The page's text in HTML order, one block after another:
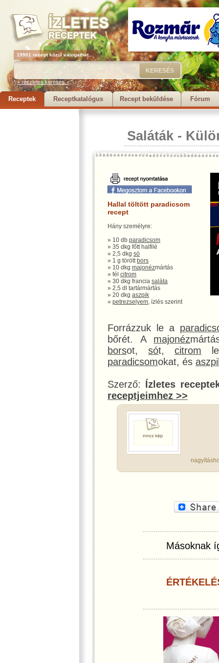
19901 recept közül válogathat...
+ részletes keresés...
Receptek Receptkatalógus Recept beküldése Fórum
Saláták -
Hallal töltött paradicsom
recept
Hány személyre:
» 10 db paradicsom
» 35 dkg főtt halfilé
» 2,5 dkg só
» 1 g törött bors
» 10 dkg majonézmártás
» fél citrom
» 30 dkg francia saláta
» 2,5 dl tartármártás
» 20 dkg aszpik
» petrezselyem, ízlés szerint
Forrázzuk le a
bőrét. A majonéz
borsot, sót, citrom
paradicsomokat, és
Szerző: Ízletes
receptjeimhez >>
Másoknak